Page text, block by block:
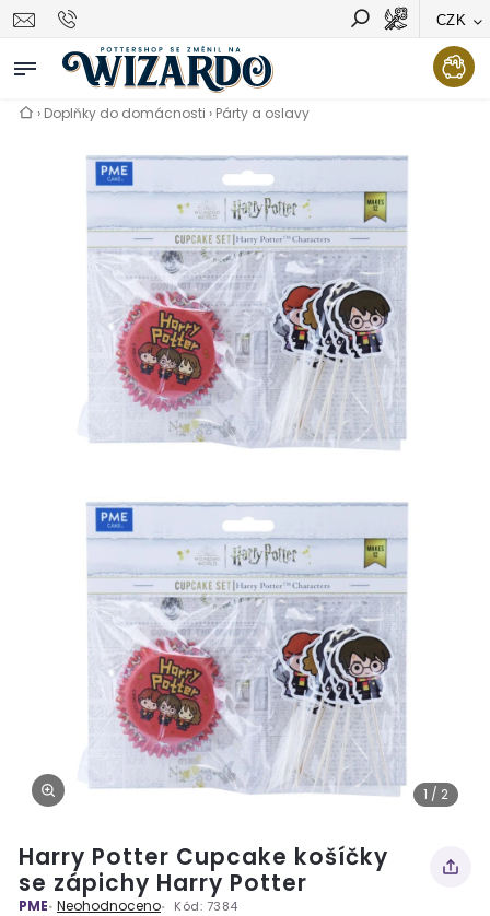
CZK
Vyhledávání Hledat
› Doplňky do domácnosti › Párty a oslavy
1 / 2
Harry Potter Cupcake košíčky
se zápichy Harry Potter
PME Neohodnoceno Kód: 7384